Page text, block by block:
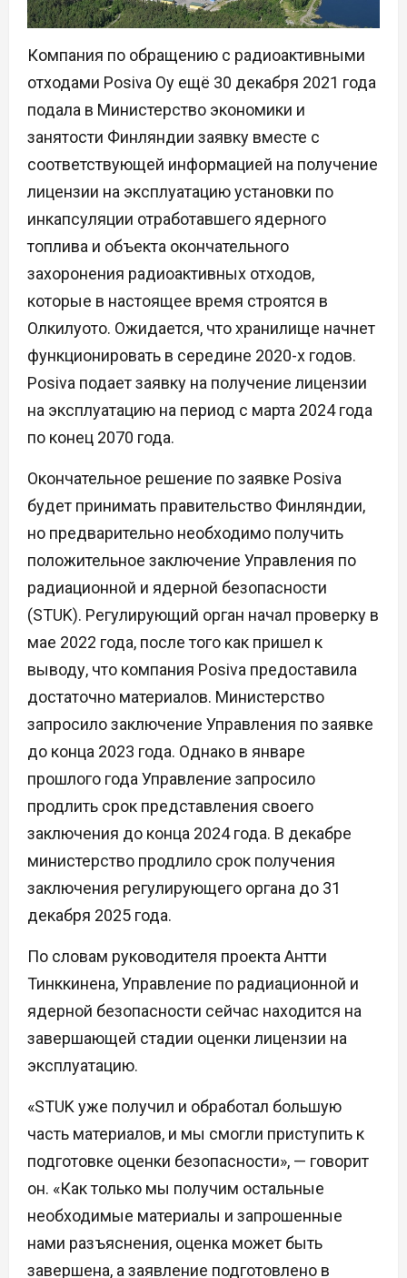
Компания по обращению с радиоактивными
отходами Posiva Oy ещё 30 декабря 2021 года
подала в Министерство экономики и
занятости Финляндии заявку вместе с
соответствующей информацией на получение
лицензии на эксплуатацию установки по
инкапсуляции отработавшего ядерного
топлива и объекта окончательного
захоронения радиоактивных отходов,
которые в настоящее время строятся в
Олкилуото. Ожидается, что хранилище начнет
функционировать в середине 2020-х годов.
Posiva подает заявку на получение лицензии
на эксплуатацию на период с марта 2024 года
по конец 2070 года.
Окончательное решение по заявке Posiva
будет принимать правительство Финляндии,
но предварительно необходимо получить
положительное заключение Управления по
радиационной и ядерной безопасности
(STUK). Регулирующий орган начал проверку в
мае 2022 года, после того как пришел к
выводу, что компания Posiva предоставила
достаточно материалов. Министерство
запросило заключение Управления по заявке
до конца 2023 года. Однако в январе
прошлого года Управление запросило
продлить срок представления своего
заключения до конца 2024 года. В декабре
министерство продлило срок получения
заключения регулирующего органа до 31
декабря 2025 года.
По словам руководителя проекта Антти
Тинккинена, Управление по радиационной и
ядерной безопасности сейчас находится на
завершающей стадии оценки лицензии на
эксплуатацию.
«STUK уже получил и обработал большую
часть материалов, и мы смогли приступить к
подготовке оценки безопасности», — говорит
он. «Как только мы получим остальные
необходимые материалы и запрошенные
нами разъяснения, оценка может быть
завершена, а заявление подготовлено в